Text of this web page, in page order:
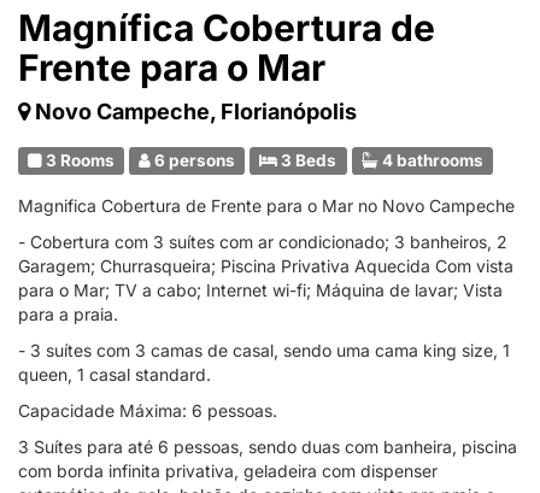
Magnífica Cobertura de
Frente para o Mar
Novo Campeche, Florianópolis
3 Rooms 6 persons 3 Beds 4 bathrooms
Magnifica Cobertura de Frente para o Mar no Novo Campeche
- Cobertura com 3 suítes com ar condicionado; 3 banheiros, 2
Garagem; Churrasqueira; Piscina Privativa Aquecida Com vista
para o Mar; TV a cabo; Internet wi-fi; Máquina de lavar; Vista
para a praia.
- 3 suítes com 3 camas de casal, sendo uma cama king size, 1
queen, 1 casal standard.
Capacidade Máxima: 6 pessoas.
3 Suítes para até 6 pessoas, sendo duas com banheira, piscina
com borda infinita privativa, geladeira com dispenser